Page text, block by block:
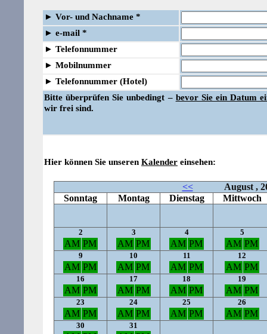
► Vor- und Nachname *
► e-mail *
► Telefonnummer
► Mobilnummer
► Telefonnummer (Hotel)
Bitte überprüfen Sie unbedingt – bevor Sie ein Datum
wir frei sind.
Hier können Sie unseren Kalender einsehen: